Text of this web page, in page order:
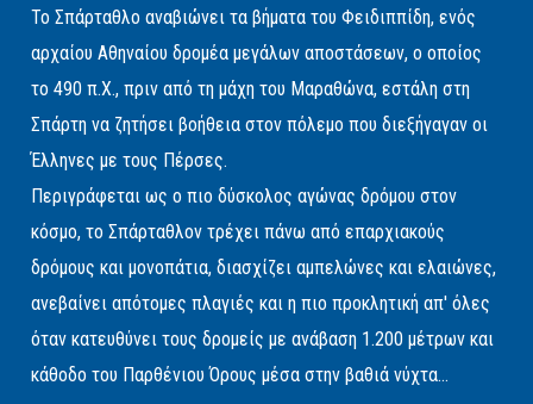
Το Σπάρταθλο αναβιώνει τα βήματα του Φειδιππίδη, ενός
αρχαίου Αθηναίου δρομέα μεγάλων αποστάσεων, ο οποίος
το 490 π.Χ., πριν από τη μάχη του Μαραθώνα, εστάλη στη
Σπάρτη να ζητήσει βοήθεια στον πόλεμο που διεξήγαγαν οι
Έλληνες με τους Πέρσες.
Περιγράφεται ως ο πιο δύσκολος αγώνας δρόμου στον
κόσμο, το Σπάρταθλον τρέχει πάνω από επαρχιακούς
δρόμους και μονοπάτια, διασχίζει αμπελώνες και ελαιώνες,
ανεβαίνει απότομες πλαγιές και η πιο προκλητική απ' όλες
όταν κατευθύνει τους δρομείς με ανάβαση 1.200 μέτρων και
κάθοδο του Παρθένιου Όρους μέσα στην βαθιά νύχτα...